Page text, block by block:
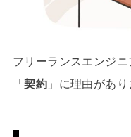
フリーランスエンジ
「契約 」に理由があり